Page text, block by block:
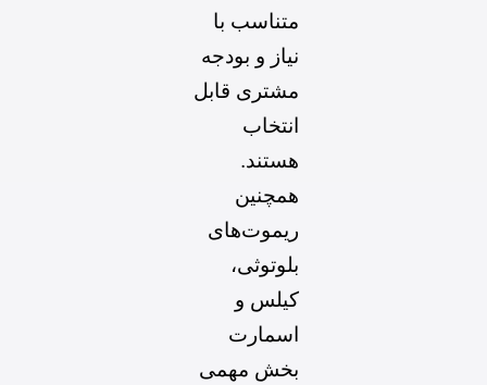
متناسب با
نیاز و بودجه
مشتری قابل
انتخاب
هستند.
همچنین
ریموت‌های
بلوتوثی،
کیلس و
اسمارت
بخش مهمی